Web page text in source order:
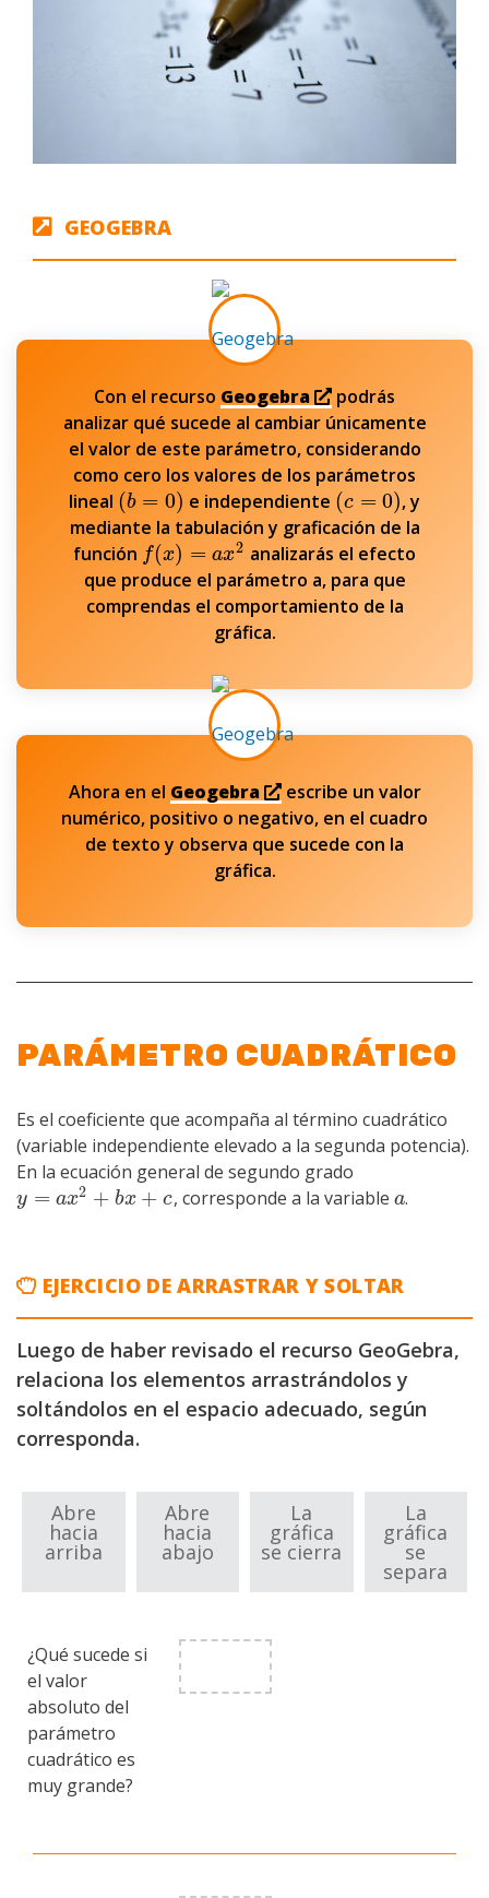
GEOGEBRA
Con el recurso Geogebra
podrás
analizar qué sucede al cambiar únicamente
el valor de este parámetro, considerando
como cero los valores de los parámetros
lineal (b = 0)
(b=0) e independiente (c = 0)
(c= 0)
, y
mediante la tabulación y graficación de la
función f(x) = ax2
f(x)=a x2
analizarás el efecto
que produce el parámetro a, para que
comprendas el comportamiento de la
gráfica.
Ahora en el Geogebra
escribe un valor
numérico, positivo o negativo, en el cuadro
de texto y observa que sucede con la
gráfica.
PARÁMETRO CUADRÁTICO
Es el coeficiente que acompaña al término cuadrático
(variable independiente elevado a la segunda potencia).
En la ecuación general de segundo grado
y = ax2 + bx + c
y= ax 2+bx +c , corresponde a la variable a
a.
EJERCICIO DE ARRASTRAR Y SOLTAR
Luego de haber revisado el recurso GeoGebra,
relaciona los elementos arrastrándolos y
soltándolos en el espacio adecuado, según
corresponda.
Abre
hacia
arriba
Abre
hacia
abajo
La
gráfica
se cierra
La
gráfica
se
separa
¿Qué sucede si
el valor
absoluto del
parámetro
cuadrático es
muy grande?